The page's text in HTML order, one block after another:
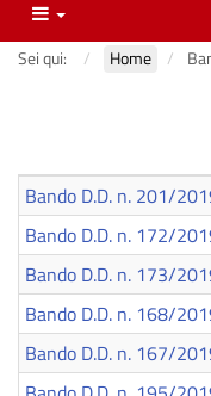
Menu
Sei qui: Home
Bando D.D. n. 201/
Bando D.D. n. 172/
Bando D.D. n. 173/
Bando D.D. n. 168/
Bando D.D. n. 167/